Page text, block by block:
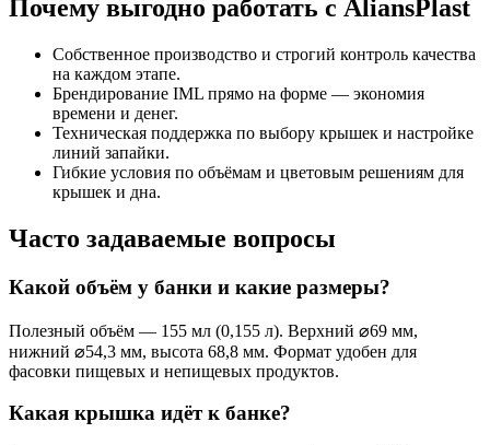
Почему выгодно работать с AliansPlast
Собственное производство и строгий контроль качества
на каждом этапе.
Брендирование IML прямо на форме — экономия
времени и денег.
Техническая поддержка по выбору крышек и настройке
линий запайки.
Гибкие условия по объёмам и цветовым решениям для
крышек и дна.
Часто задаваемые вопросы
Какой объём у банки и какие размеры?
Полезный объём — 155 мл (0,155 л). Верхний ⌀69 мм,
нижний ⌀54,3 мм, высота 68,8 мм. Формат удобен для
фасовки пищевых и непищевых продуктов.
Какая крышка идёт к банке?